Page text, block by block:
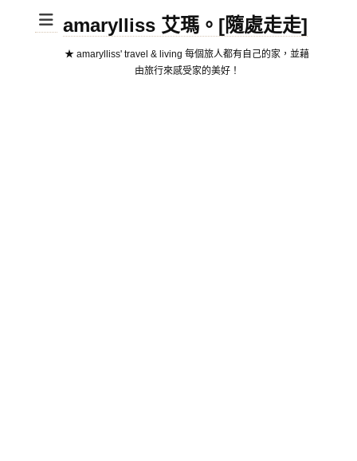
amarylliss 艾瑪。[隨處走走]
★ amarylliss' travel & living 每個旅人都有自己的家，並藉
由旅行來感受家的美好！